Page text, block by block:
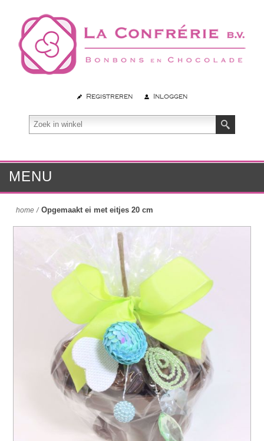
Registreren Inloggen
MENU
home / Opgemaakt ei met eitjes 20 cm